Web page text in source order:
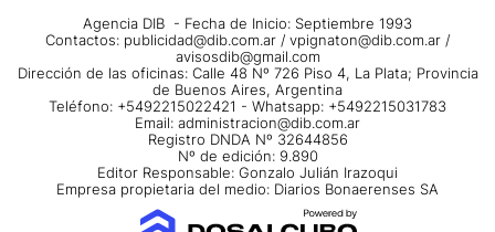
Agencia DIB - Fecha de Inicio: Septiembre 1993
Contactos: publicidad@dib.com.ar / vpignaton@dib.com.ar /
avisosdib@gmail.com
Dirección de las oficinas: Calle 48 Nº 726 Piso 4, La Plata; Provincia
de Buenos Aires, Argentina
Teléfono: +5492215022421 - Whatsapp: +5492215031783
Email: administracion@dib.com.ar
Registro DNDA Nº 32644856
Nº de edición: 9.890
Editor Responsable: Gonzalo Julián Irazoqui
Empresa propietaria del medio: Diarios Bonaerenses SA